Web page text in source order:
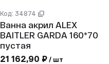
Код: 34874
Ванна акрил ALEX
BAITLER GARDA 160*70
пустая
21 162,90 ₽ / шт